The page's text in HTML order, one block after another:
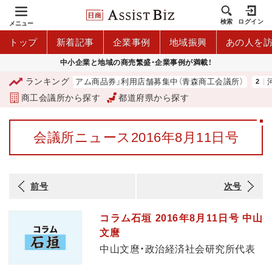
メニュー 検索 ログイン
トップ 新着記事 企業事例 地域振興 あの人を
中小企業と地域の商売繁盛・企業事例が満載！
ランキング
「青森市プレミアム商品券」利用店舗募集中（青森商工会議所） 河
商工会議所から探す 都道府県から探す
会議所ニュース2016年8月11日号
前号 次号
コラム石垣 2016年8月11日号 中山
文麿
中山文麿・政治経済社会研究所代表